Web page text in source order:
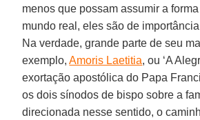
menos que possam assumir a
mundo real, eles são de
Na verdade, grande parte de seu
exemplo,Amoris Laetitia, ou ‘A
exortação apostólica do Papa
os dois sínodos de bispo sobre a
direcionada nesse sentido, o